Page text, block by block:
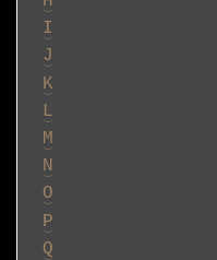
I
J
K
L
M
N
O
P
Q